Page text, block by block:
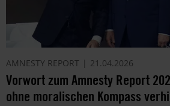
AMNESTY REPORT 21.04.2026
Vorwort zum Amnesty Report
ohne moralischen Kompass